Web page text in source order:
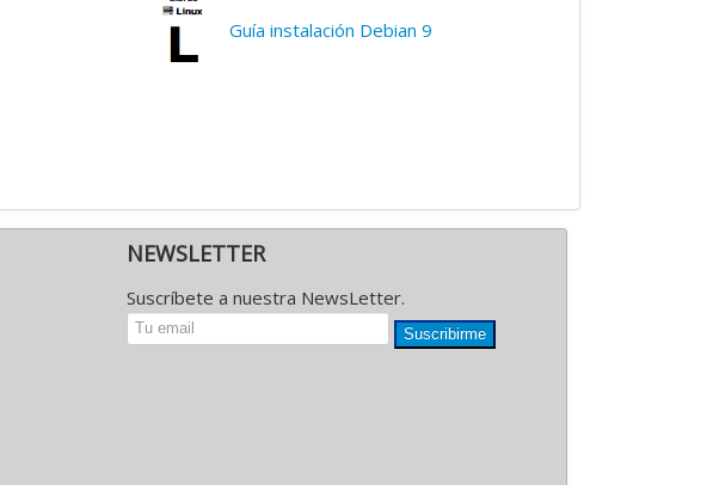
Guía instalación Debian 9
NEWSLETTER
Suscríbete a nuestra NewsLetter.
Suscribirme